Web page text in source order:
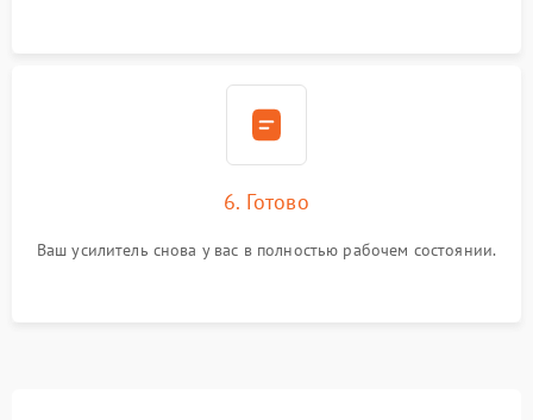
6. Готово
Ваш усилитель снова у вас в полностью рабочем состоянии.